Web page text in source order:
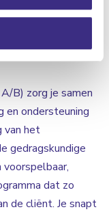
B) zorg je samen
en ondersteuning
van het
gedragskundige
voorspelbaar,
dat zo
de cliënt. Je snapt